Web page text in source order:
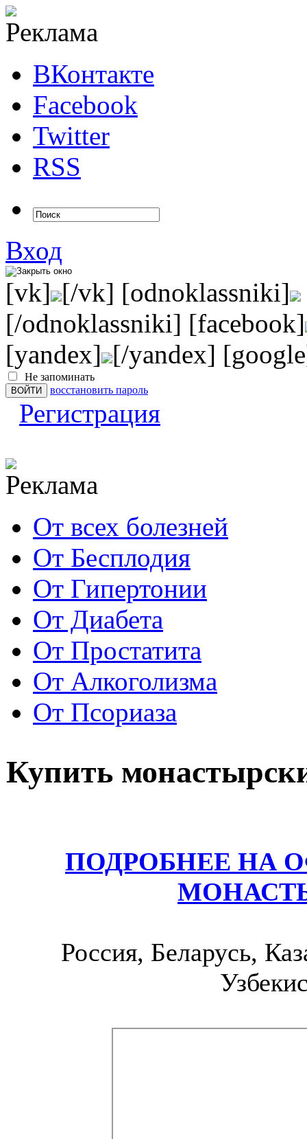
ВКонтакте
Facebook
Twitter
RSS
Вход
[vk] [/vk] [odnoklassniki]
[/odnoklassniki] [facebook]
[yandex] [/yandex]
Не запоминать
восстановить пароль
Регистрация
От всех болезней
От Бесплодия
От Гипертонии
От Диабета
От Простатита
От Алкоголизма
От Псориаза
Купить
ПОДРОБНЕЕ НА
Россия, Беларусь,